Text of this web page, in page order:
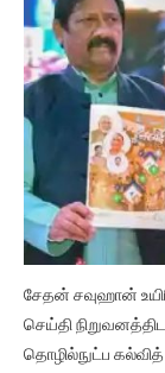
சேதன் சவுஹான்
செய்தி
தொழில்நுட்ப